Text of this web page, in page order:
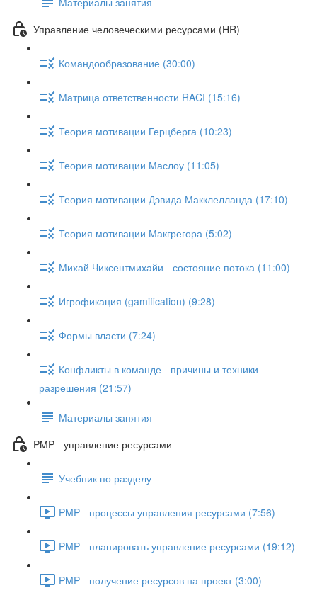
Управление человеческими ресурсами (HR)
Командообразование (30:00)
Матрица ответственности RACI (15:16)
Теория мотивации Герцберга (10:23)
Теория мотивации Маслоу (11:05)
Теория мотивации Дэвида Макклелланда (17:10)
Теория мотивации Макгрегора (5:02)
Михай Чиксентмихайи - состояние потока (11:00)
Игрофикация (gamification) (9:28)
Формы власти (7:24)
Конфликты в команде - причины и техники
разрешения (21:57)
Материалы занятия
PMP - управление ресурсами
Учебник по разделу
PMP - процессы управления ресурсами (7:56)
PMP - планировать управление ресурсами (19:12)
PMP - получение ресурсов на проект (3:00)